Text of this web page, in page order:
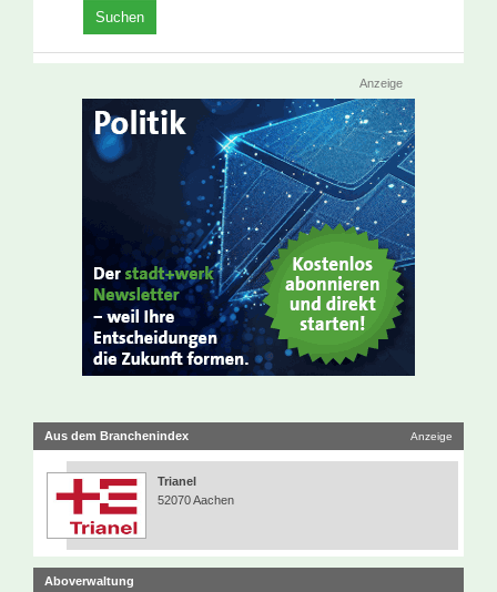
Anzeige
Aus dem Branchenindex Anzeige
Trianel
52070 Aachen
Aboverwaltung